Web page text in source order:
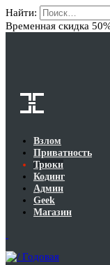
Найти:
Временная скидка
Взлом
Приватность
Трюки
Кодинг
Админ
Geek
Магазин
Годовая